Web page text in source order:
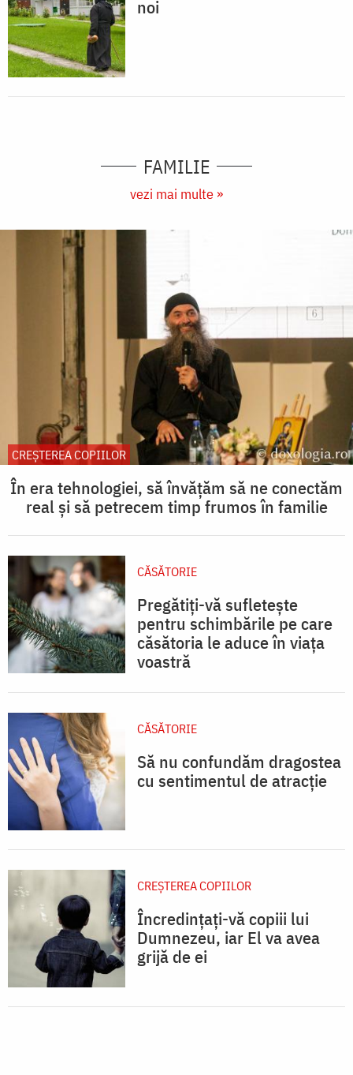
noi
FAMILIE
vezi mai multe »
CREŞTEREA COPIILOR
În era tehnologiei, să învățăm să ne conectăm
real și să petrecem timp frumos în familie
CĂSĂTORIE
Pregătiți-vă sufletește
pentru schimbările pe care
căsătoria le aduce în viața
voastră
CĂSĂTORIE
Să nu confundăm dragostea
cu sentimentul de atracție
CREŞTEREA COPIILOR
Încredințați-vă copiii lui
Dumnezeu, iar El va avea
grijă de ei